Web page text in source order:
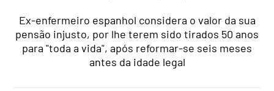
Ex-enfermeiro espanhol considera o valor da sua
pensão injusto, por lhe terem sido tirados 50 anos
para "toda a vida", após reformar-se seis meses
antes da idade legal